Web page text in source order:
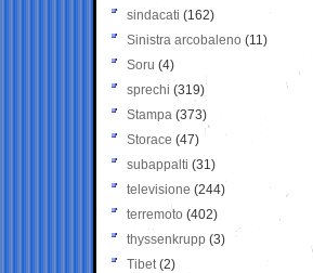
sindacati (162)
Sinistra arcobaleno (11)
Soru (4)
sprechi (319)
Stampa (373)
Storace (47)
subappalti (31)
televisione(244)
terremoto (402)
thyssenkrupp (3)
Tibet(2)